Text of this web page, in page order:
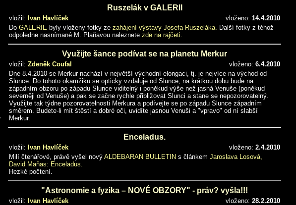
Ruszelák v GALERII
vložil: Ivan Havlíček vloženo: 14.4.2010
Do GALERIE byly vloženy fotky ze zahájení výstavy Josefa Ruszeláka. Další fotky z téhož
odpoledne nasnímané M. Plaňavou naleznete zde na rajčeti.
Využijte šance podívat se na planetu Merkur
vložil: Zdeněk Coufal vloženo: 6.4.2010
Dne 8.4.2010 se Merkur nachází v největší východní elongaci, tj. je nejvíce na východ od
Slunce. Do tohoto okamžiku se opticky vzdaluje od Slunce, na krátkou dobu bude na
západním obzoru po západu Slunce viditelný i poněkud výše než jasná Venuše (poněkud
severněji od Venuše) a pak se začne rychle přibližovat Slunci a stane se nepozorovatelný.
Využijte tak týdne pozorovatelnosti Merkura a podívejte se po západu Slunce západním
směrem. Budete-li mít štěstí a dobré oči, uvidíte jasnou Venuši a "vpravo" od ní slabší
Merkur.
Enceladus.
vložil: Ivan Havlíček vloženo: 2.4.2010
Milí čtenářové, právě vyšel nový ALDEBARAN BULLETIN s článkem Jaroslava Losová,
David Maňas: Enceladus.
Hezké počtení.
"Astronomie a fyzika – NOVÉ OBZORY" - práv? vyšla!!!
vložil: Ivan Havlíček vloženo: 28.2.2010